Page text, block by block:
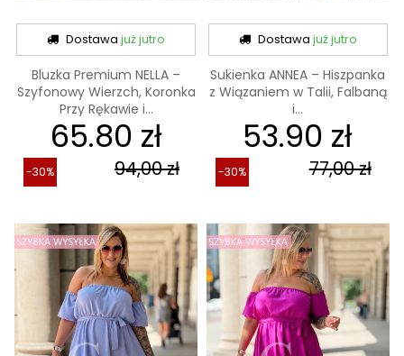
Dostawajuż jutro
Bluzka Premium NELLA –
Szyfonowy Wierzch, Koronka
Przy Rękawie i...
65.80 zł
94,00 zł
-30%
Dostawa już jutro
Sukienka ANNEA – Hiszpanka
z Wiązaniem w Talii, Falbaną
i...
53.90 zł
77,00 zł
-30%